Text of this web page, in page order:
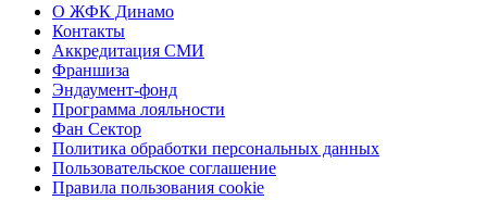
О ЖФК Динамо
Контакты
Аккредитация СМИ
Франшиза
Эндаумент-фонд
Программа лояльности
Фан Сектор
Политика обработки персональных данных
Пользовательское соглашение
Правила пользования cookie